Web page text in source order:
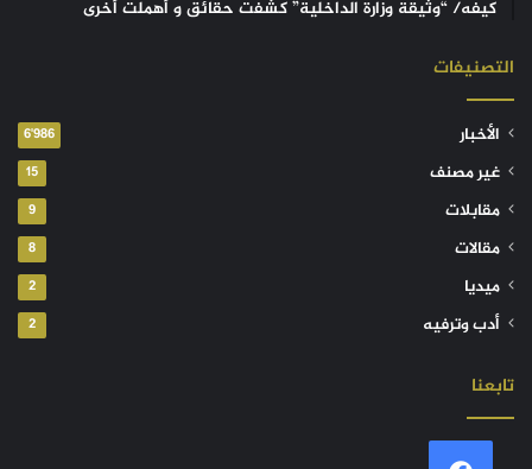
كيفه/ “وثيقة وزارة الداخلية” كشفت حقائق و أهملت أخرى
التصنيفات
الأخبار 6٬986
غير مصنف 15
مقابلات 9
مقالات 8
ميديا 2
أدب وترفيه 2
تابعنا